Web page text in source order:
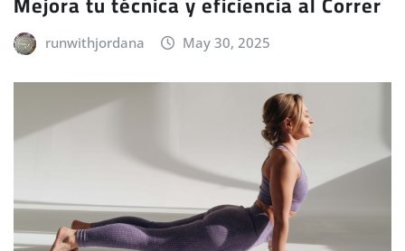
runwithjordana May 30, 2025